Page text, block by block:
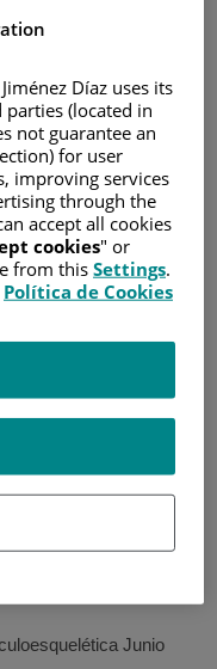
laude)
adjunto de
osteoarticular
2008 en
Jiménez
colaborativos en
Junio
Díaz uses its
(located in
not guarantee an
for user
improving services
through the
accept all cookies
cookies" or
from thisSettings.
Política de Cookies